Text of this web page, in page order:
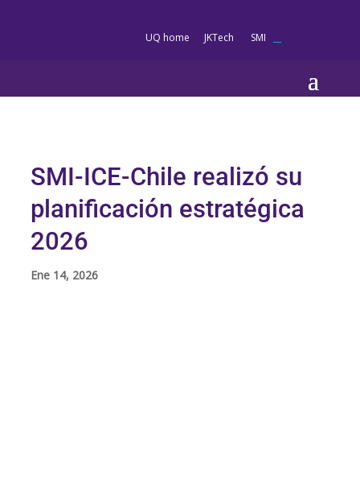
UQ home JKTech SMI
SMI-ICE-Chile realizó su
planificación estratégica
2026
Ene 14, 2026